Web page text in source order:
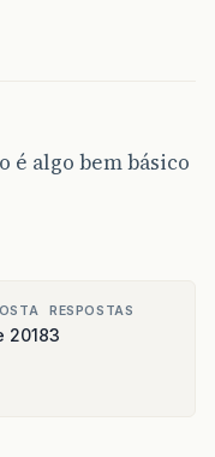
é algo bem básico
2018
RESPOSTAS
3